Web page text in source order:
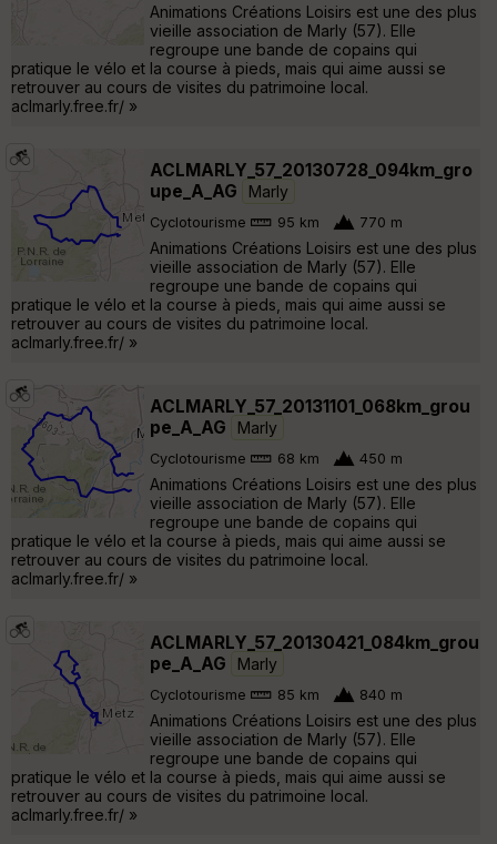
Animations Créations Loisirs est une des plus
vieille association de Marly (57). Elle
regroupe une bande de copains qui
pratique le vélo et la course à pieds, mais qui aime aussi se
retrouver au cours de visites du patrimoine local.
aclmarly.free.fr/ »
ACLMARLY_57_20130728_094km_gro
upe_A_AG
Marly
Cyclotourisme 95 km 770 m
Animations Créations Loisirs est une des plus
vieille association de Marly (57). Elle
regroupe une bande de copains qui
pratique le vélo et la course à pieds, mais qui aime aussi se
retrouver au cours de visites du patrimoine local.
aclmarly.free.fr/ »
ACLMARLY_57_20131101_068km_grou
pe_A_AG
Marly
Cyclotourisme 68 km 450 m
Animations Créations Loisirs est une des plus
vieille association de Marly (57). Elle
regroupe une bande de copains qui
pratique le vélo et la course à pieds, mais qui aime aussi se
retrouver au cours de visites du patrimoine local.
aclmarly.free.fr/ »
ACLMARLY_57_20130421_084km_grou
pe_A_AG
Marly
Cyclotourisme 85 km 840 m
Animations Créations Loisirs est une des plus
vieille association de Marly (57). Elle
regroupe une bande de copains qui
pratique le vélo et la course à pieds, mais qui aime aussi se
retrouver au cours de visites du patrimoine local.
aclmarly.free.fr/ »